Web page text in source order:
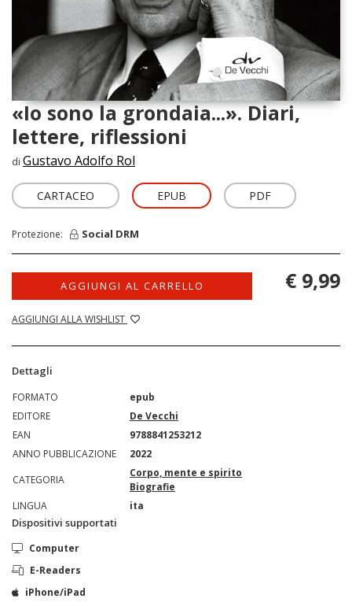
«Io sono la grondaia...». Diari,
lettere, riflessioni
di Gustavo Adolfo Rol
CARTACEO EPUB PDF
Protezione: Social DRM
AGGIUNGI AL CARRELLO
AGGIUNGI ALLA WISHLIST
€ 9,99
Dettagli
FORMATO
epub
EDITORE
De Vecchi
EAN
9788841253212
ANNO PUBBLICAZIONE
2022
CATEGORIA
Corpo, mente e spirito
Biografie
LINGUA
ita
Dispositivi supportati
Computer
E-Readers
iPhone/iPad